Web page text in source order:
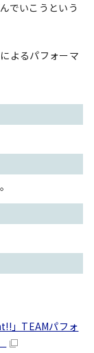
でいこうという
よるパフォーマ
」TEAMパフォ